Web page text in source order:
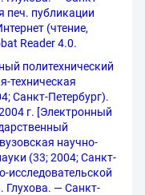
печ. публикации
(чтение,
Reader 4.0.
политехнический
техническая
Санкт-Петербург).
г. [Электронный
научно-
(33; 2004; Санкт-
исследовательской
Глухова. — Санкт-